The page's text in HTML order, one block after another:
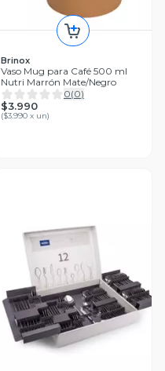
Brinox
Vaso Mug para Café 500 ml
Nutri Marrón Mate/Negro
0(0)
$3.990
($3.990 x un)